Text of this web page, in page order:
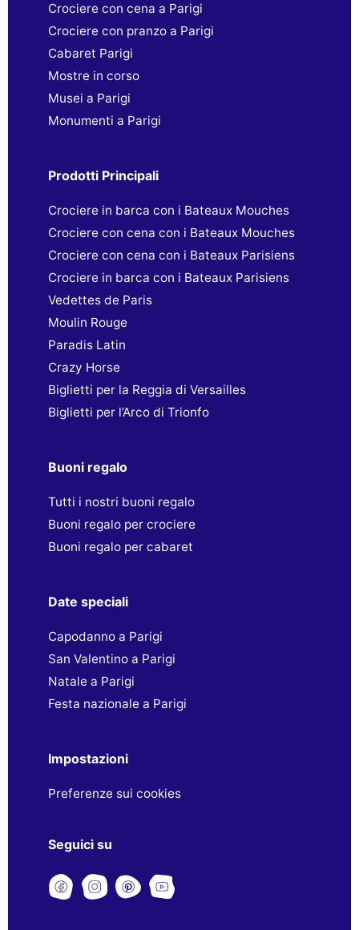
Crociere con cena a Parigi
Crociere con pranzo a Parigi
Cabaret Parigi
Mostre in corso
Musei a Parigi
Monumenti a Parigi
Prodotti Principali
Crociere in barca con i Bateaux Mouches
Crociere con cena con i Bateaux Mouches
Crociere con cena con i Bateaux Parisiens
Crociere in barca con i Bateaux Parisiens
Vedettes de Paris
Moulin Rouge
Paradis Latin
Crazy Horse
Biglietti per la Reggia di Versailles
Biglietti per l’Arco di Trionfo
Buoni regalo
Tutti i nostri buoni regalo
Buoni regalo per crociere
Buoni regalo per cabaret
Date speciali
Capodanno a Parigi
San Valentino a Parigi
Natale a Parigi
Festa nazionale a Parigi
Impostazioni
Preferenze sui cookies
Seguici su